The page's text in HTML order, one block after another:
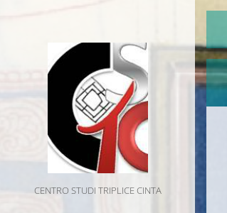
CENTRO STUDI TRIPLICE CINTA